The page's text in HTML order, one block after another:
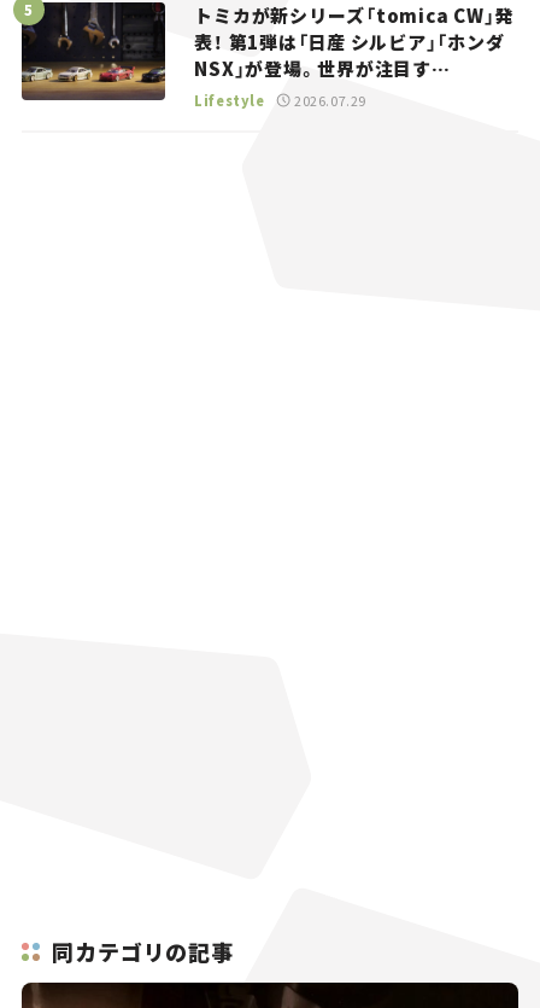
トミカが新シリーズ「tomica CW」発
表！ 第1弾は「日産 シルビア」「ホンダ
NSX」が登場。世界が注目す
る“JDM”に焦点【クルマとホビー】
Lifestyle 2026.07.29
同カテゴリの記事